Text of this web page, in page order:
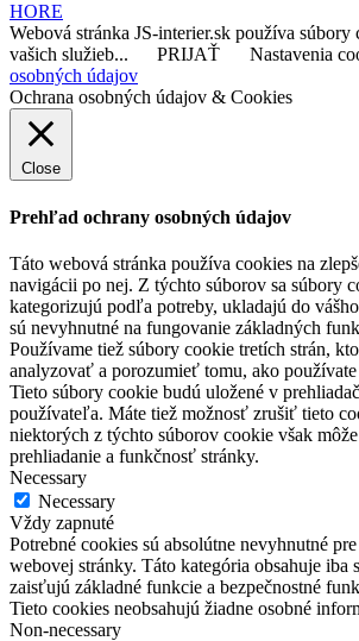
HORE
Webová stránka JS-interier.sk používa súbory
vašich služieb...
PRIJAŤ Nastavenia
osobných údajov
Ochrana osobných údajov & Cookies
Close
Prehľad ochrany osobných údajov
Táto webová stránka používa cookies na
navigácii po nej. Z týchto súborov sa súbory
kategorizujú podľa potreby, ukladajú do
sú nevyhnutné na fungovanie základných
Používame tiež súbory cookie tretích strán,
analyzovať a porozumieť tomu, ako
Tieto súbory cookie budú uložené v
používateľa. Máte tiež možnosť zrušiť tieto
niektorých z týchto súborov cookie však
prehliadanie a funkčnosť stránky.
Necessary
Necessary
Vždy zapnuté
Potrebné cookies sú absolútne nevyhnutné
webovej stránky. Táto kategória obsahuje iba
zaisťujú základné funkcie a bezpečnostné
Tieto cookies neobsahujú žiadne osobné
Non-necessary